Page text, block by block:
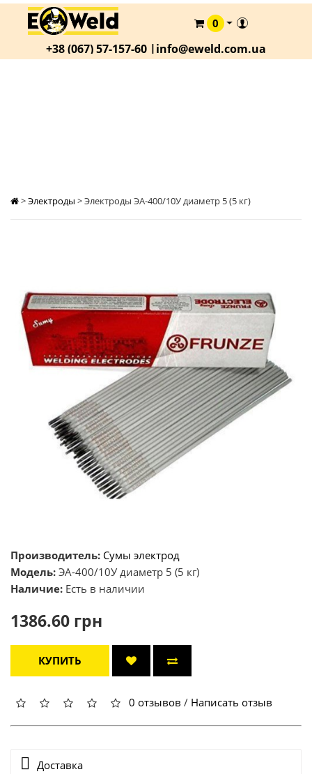
КАТАЛОГ
О
КОНТАКТЫ
0
+38 (067) 57-157-60 |info@eweld.com.ua
>Электроды >Электроды ЭА-400/10У диаметр 5 (5 кг)
Производитель: Сумы электрод
Модель: ЭА-400/10У диаметр 5 (5 кг)
Наличие: Есть в наличии
1386.60 грн
КУПИТЬ
0 отзывов / Написать отзыв
Доставка